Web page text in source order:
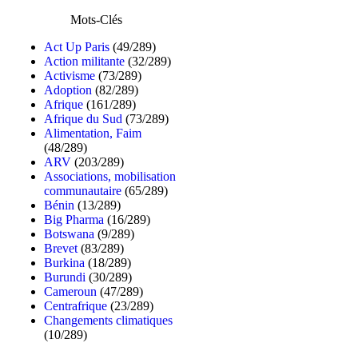
Mots-Clés
Act Up Paris (49/289)
Action militante (32/289)
Activisme (73/289)
Adoption (82/289)
Afrique (161/289)
Afrique du Sud (73/289)
Alimentation, Faim
(48/289)
ARV (203/289)
Associations, mobilisation
communautaire (65/289)
Bénin (13/289)
Big Pharma (16/289)
Botswana (9/289)
Brevet (83/289)
Burkina (18/289)
Burundi (30/289)
Cameroun (47/289)
Centrafrique (23/289)
Changements climatiques
(10/289)